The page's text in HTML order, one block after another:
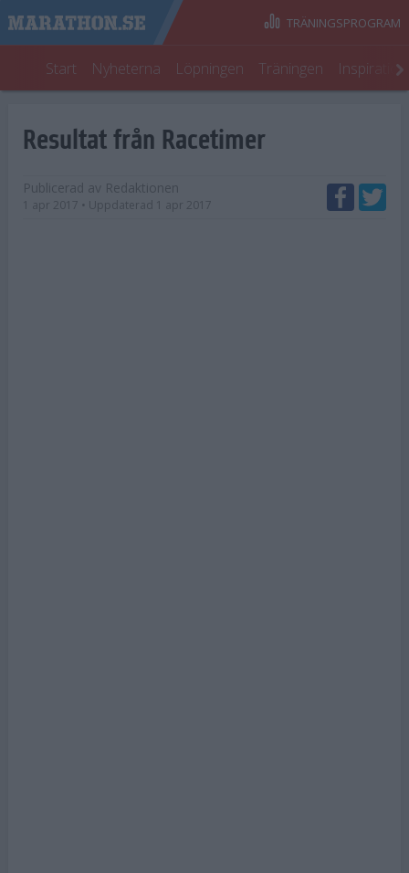
Start Nyheterna Löpningen Träningen
TRÄNINGSPROGRAM
Resultat från Racetimer
Publicerad av Redaktionen
1 apr 2017 • Uppdaterad 1 apr 2017